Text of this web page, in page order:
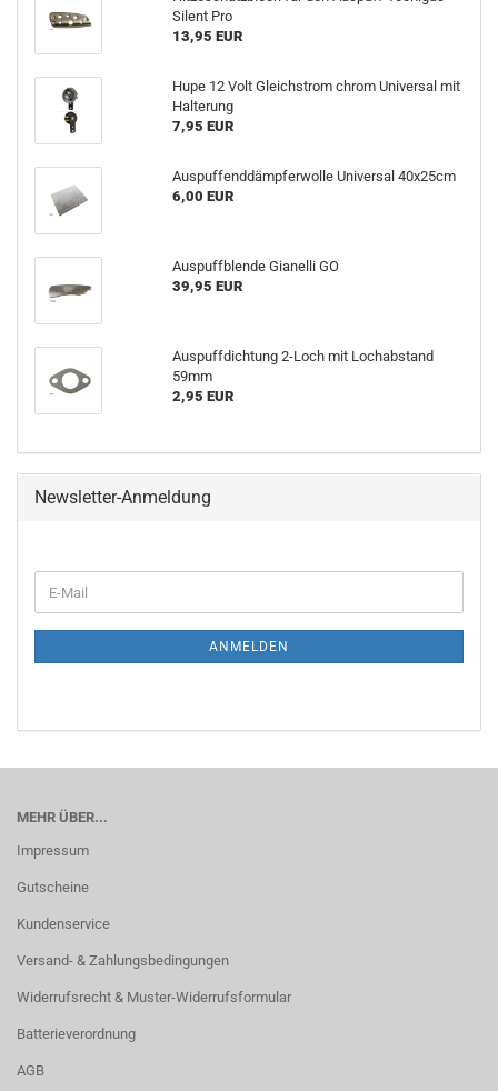
Silent Pro
13,95 EUR
Hupe 12 Volt Gleichstrom chrom Universal mit
Halterung
7,95 EUR
Auspuffenddämpferwolle Universal 40x25cm
6,00 EUR
Auspuffblende Gianelli GO
39,95 EUR
Auspuffdichtung 2-Loch mit Lochabstand
59mm
2,95 EUR
Newsletter-Anmeldung
E-
Mail
ANMELDEN
MEHR ÜBER...
Impressum
Gutscheine
Kundenservice
Versand- & Zahlungsbedingungen
Widerrufsrecht & Muster-Widerrufsformular
Batterieverordnung
AGB